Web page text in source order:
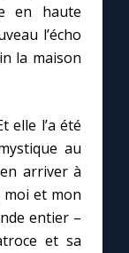
en haute
l’écho
la maison
elle l’a été
au
arriver à
et mon
entier –
et sa